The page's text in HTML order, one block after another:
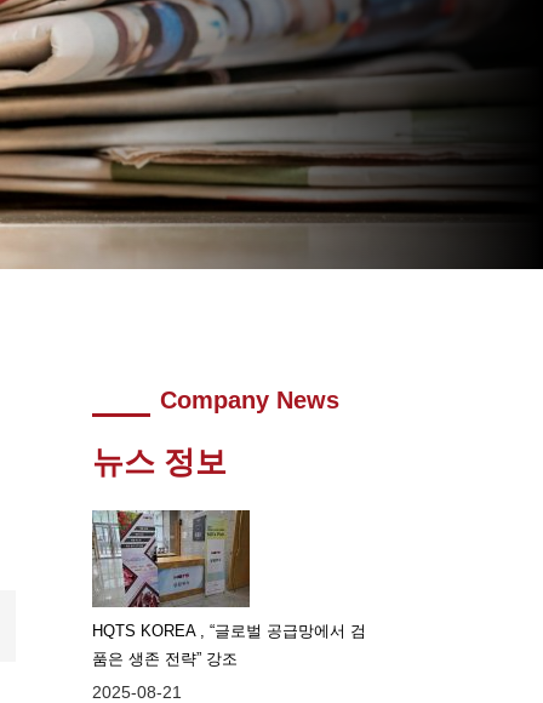
Company News
뉴스 정보
HQTS KOREA , “글로벌 공급망에서 검
품은 생존 전략” 강조
2025-08-21